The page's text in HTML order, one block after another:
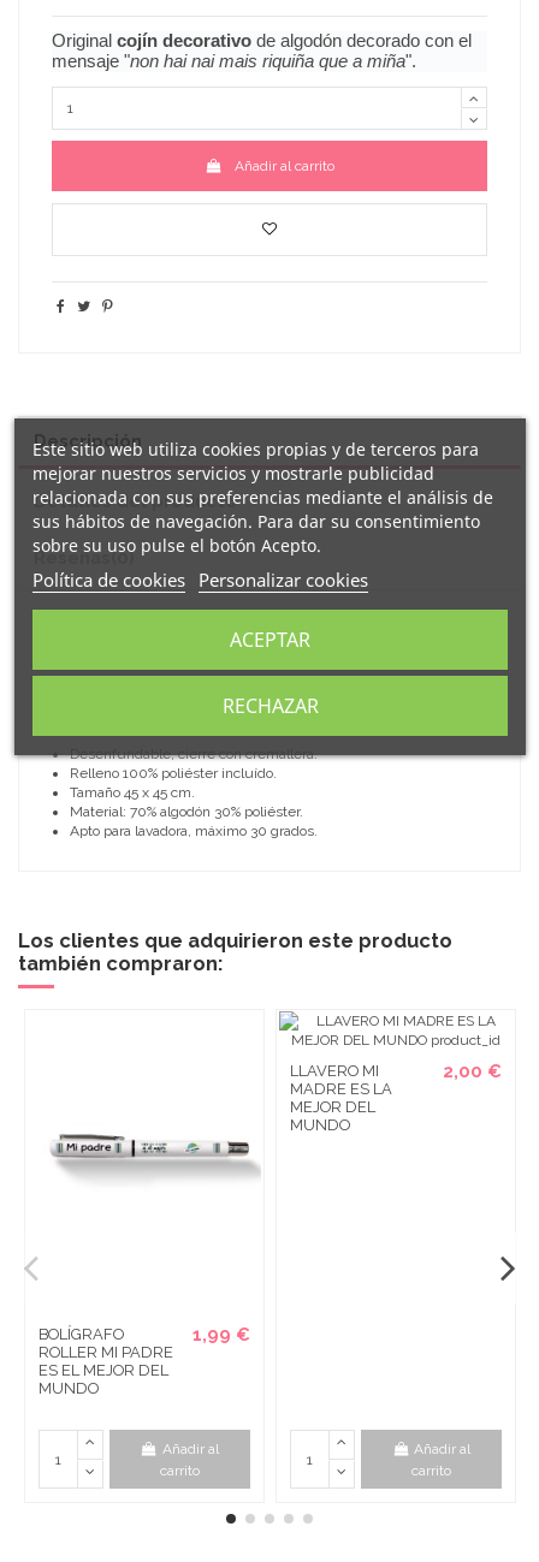
Original cojín decorativo de algodón decorado con el
mensaje "non hai nai mais riquiña que a miña".
Añadir al carrito
Descripción
Detalles del producto
Reseñas(0)
non hai nai mais riquiña que a miña
Ideal tanto para salón como dormitorio.
Desenfundable, cierre con cremallera.
Relleno 100% poliéster incluído.
Tamaño 45 x 45 cm.
Material: 70% algodón 30% poliéster.
Apto para lavadora, máximo 30 grados.
Los clientes que adquirieron este producto
también compraron:
BOLÍGRAFO
ROLLER MI PADRE
ES EL MEJOR DEL
MUNDO
1,99 €
Añadir al
carrito
LLAVERO MI
MADRE ES LA
MEJOR DEL
MUNDO
2,00 €
Añadir al
carrito
Este sitio web utiliza cookies propias y de terceros para
mejorar nuestros servicios y mostrarle publicidad
relacionada con sus preferencias mediante el análisis de
sus hábitos de navegación. Para dar su consentimiento
sobre su uso pulse el botón Acepto.
Política de cookies Personalizar cookies
RECHAZAR
ACEPTAR